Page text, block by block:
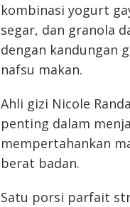
kombinasi yogurt
segar, dan granola
dengan kandungan
nafsu makan.
Ahli gizi Nicole
penting dalam
mempertahankan
berat badan.
Satu porsi parfait